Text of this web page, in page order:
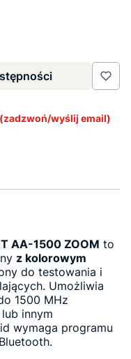
wyślij email)
AA-1500 ZOOM to
z kolorowym
do testowania i
Umożliwia
1500 MHz
innym
wymaga programu